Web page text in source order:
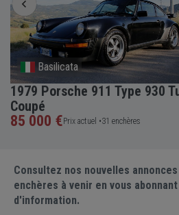
Basilicata
1979 Porsche 911 Type 930
Coupé
85 000 € Prix actuel •31 enchères
Consultez nos nouvelles
enchères à venir en vous
d'information.